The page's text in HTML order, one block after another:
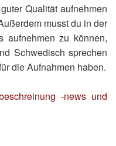
Qualität aufnehmen
musst du in der
aufnehmen zu können,
Schwedisch sprechen
die Aufnahmen haben.
-news und